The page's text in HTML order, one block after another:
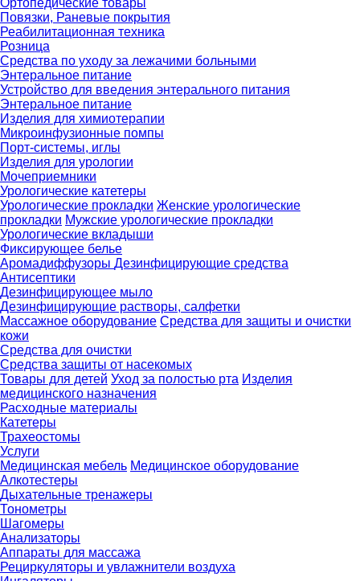
Повязки, Раневые покрытия
Реабилитационная техника
Розница
Средства по уходу за лежачими больными
Энтеральное питание
Устройство для введения энтерального питания
Энтеральное питание
Изделия для химиотерапии
Микроинфузионные помпы
Порт-системы, иглы
Изделия для урологии
Мочеприемники
Урологические катетеры
Урологические прокладки Женские урологические
прокладки Мужские урологические прокладки
Урологические вкладыши
Фиксирующее белье
Аромадиффузоры Дезинфицирующие средства
Антисептики
Дезинфицирующее мыло
Дезинфицирующие растворы, салфетки
Массажное оборудование Средства для защиты и очистки
кожи
Средства для очистки
Средства защиты от насекомых
Товары для детей Уход за полостью рта Изделия
медицинского назначения
Расходные материалы
Катетеры
Трахеостомы
Услуги
Медицинская мебель Медицинское оборудование
Алкотестеры
Дыхательные тренажеры
Тонометры
Шагомеры
Анализаторы
Аппараты для массажа
Рециркуляторы и увлажнители воздуха